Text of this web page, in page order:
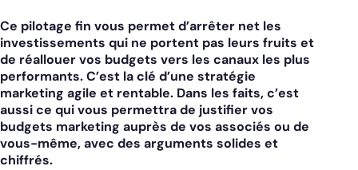
Ce pilotage fin vous permet d’arrêter net les
investissements qui ne portent pas leurs fruits et
de réallouer vos budgets vers les canaux les plus
performants. C’est la clé d’une stratégie
marketing agile et rentable. Dans les faits, c’est
aussi ce qui vous permettra de justifier vos
budgets marketing auprès de vos associés ou de
vous-même, avec des arguments solides et
chiffrés.